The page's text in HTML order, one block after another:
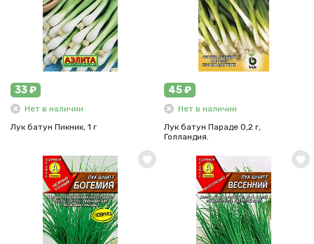
33 ₽
Нет в наличии
Лук батун Пикник, 1 г
45 ₽
Нет в наличии
Лук батун Параде 0,2 г,
Голландия.